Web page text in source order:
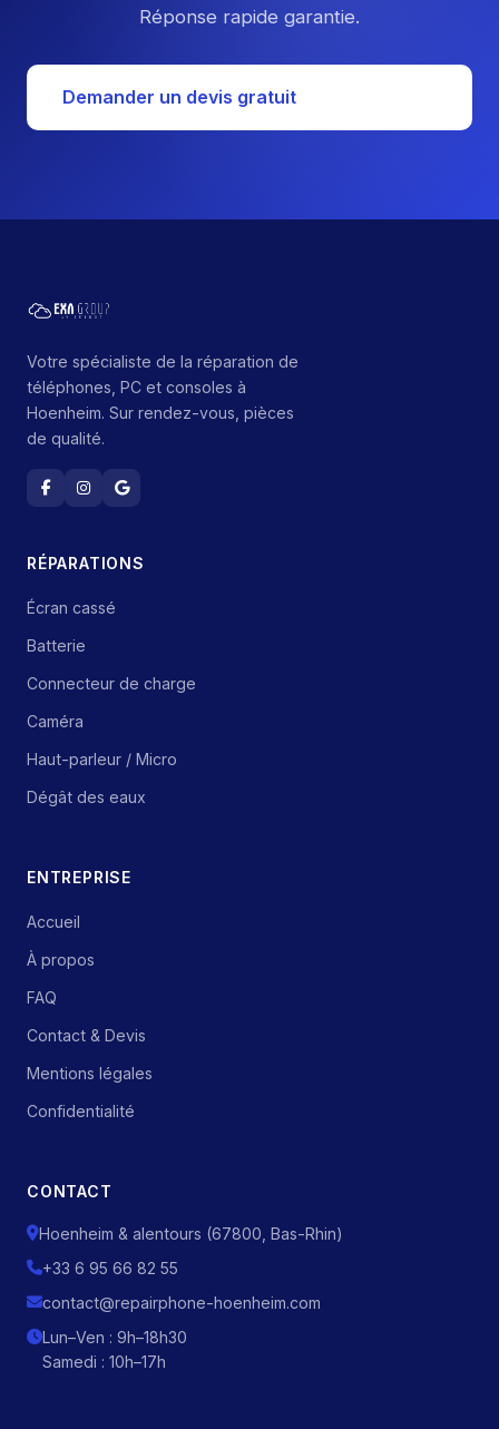
Réponse rapide garantie.
Demander un devis gratuit
Votre spécialiste de la réparation de
téléphones, PC et consoles à
Hoenheim. Sur rendez-vous, pièces
de qualité.
RÉPARATIONS
Écran cassé
Batterie
Connecteur de charge
Caméra
Haut-parleur / Micro
Dégât des eaux
ENTREPRISE
Accueil
À propos
FAQ
Contact & Devis
Mentions légales
Confidentialité
CONTACT
Hoenheim & alentours (67800, Bas-Rhin)
+33 6 95 66 82 55
contact@repairphone-hoenheim.com
Lun–Ven : 9h–18h30
Samedi : 10h–17h